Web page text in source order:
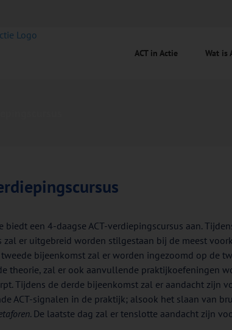
ACT in Actie Wat is
biedt een 4-daagse ACT-verdiepingscursus aan.
zal er uitgebreid worden stilgestaan bij de meest
bijeenkomst zal er worden ingezoomd op de
theorie, zal er ook aanvullende praktijkoefeningen
Tijdens de derde bijeenkomst zal er aandacht zijn
ACT-signalen in de praktijk; alsook het slaan van
. De laatste dag zal er tenslotte aandacht zijn